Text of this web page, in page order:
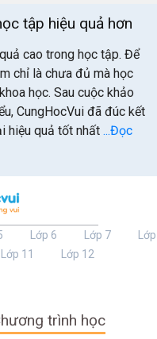
Điểm
tập hiệu quả hơn
cao trong học tập. Để
chỉ là chưa đủ mà học
học. Sau cuộc khảo
CungHocVui đã đúc kết
hiệu quả tốt nhất ...Đọc
Lớp 6 Lớp 7
Lớp
Lớp 11 Lớp 12
trình học